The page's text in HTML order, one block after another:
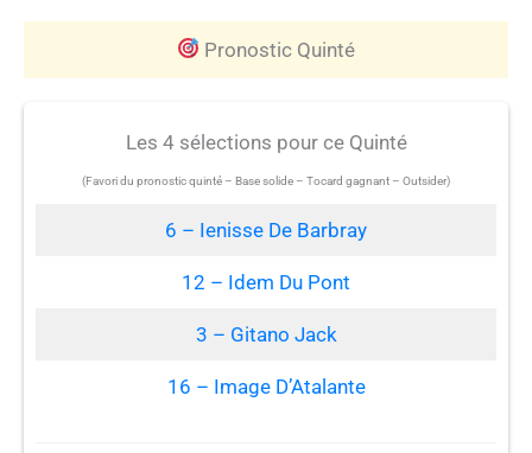
Pronostic Quinté
Les 4 sélections pour ce Quinté
(Favori du pronostic quinté – Base solide – Tocard gagnant – Outsider)
6 – Ienisse De Barbray
12 – Idem Du Pont
3 – Gitano Jack
16 – Image D’Atalante